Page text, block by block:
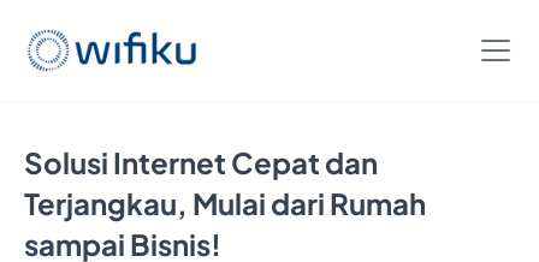
Solusi Internet Cepat dan
Terjangkau, Mulai dari Rumah
sampai Bisnis!